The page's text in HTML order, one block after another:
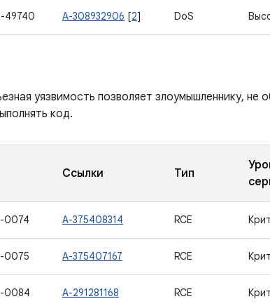
49740 A-308932906 [2] DoS
уязвимость позволяет злоумышленнику,
код.
Ссылки Тип
0074 A-375408314 RCE
0075 A-375407167 RCE
0084 A-291281168 RCE